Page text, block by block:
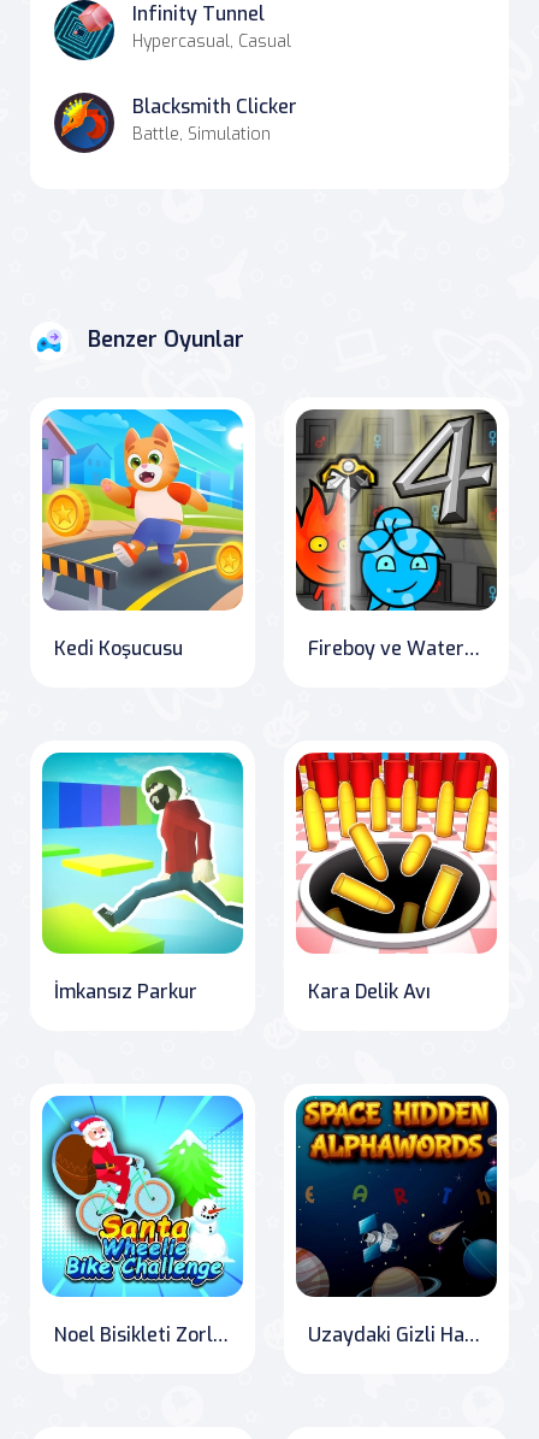
Infinity Tunnel
Hypercasual, Casual
Blacksmith Clicker
Battle, Simulation
Benzer Oyunlar
Kedi Koşucusu Fireboy ve Watergirl 4 Kristal Tapınak
İmkansız Parkur Kara Delik Avı
Noel Bisikleti Zorluğu Uzaydaki Gizli Harf Sözcükleri